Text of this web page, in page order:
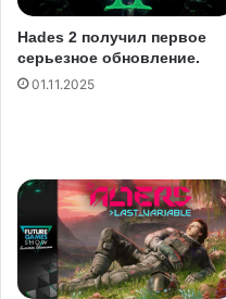
Hades 2 получил первое
серьезное обновление.
01.11.2025